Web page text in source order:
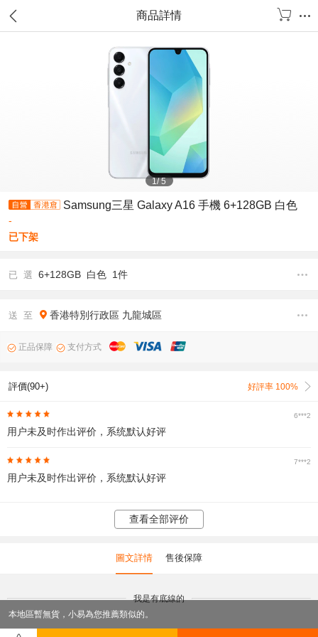
商品詳情
1/5
Samsung三星 Galaxy A16 手機 6+128GB 白色
-
已下架
已 選 6+128GB 白色 1件
送 至 香港特別行政區 九龍城區
正品保障 支付方式
評價(90+) 好評率 100%
6***2
用户未及时作出评价，系统默认好评
7***2
用户未及时作出评价，系统默认好评
查看全部评价
圖文詳情 售後保障
我是有底線的
本地區暫無貨，小易為您推薦類似的。